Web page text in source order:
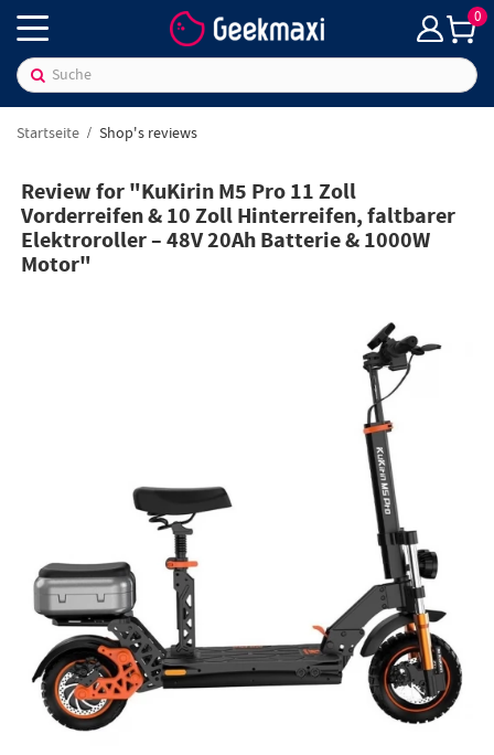
0
Startseite Shop's reviews
Review for "KuKirin M5 Pro 11 Zoll
Vorderreifen & 10 Zoll Hinterreifen, faltbarer
Elektroroller – 48V 20Ah Batterie & 1000W
Motor"